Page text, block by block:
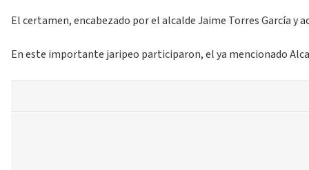
El certamen, encabezado por el alcalde Jaime Torres García
En este importante jaripeo participaron, el ya mencionado